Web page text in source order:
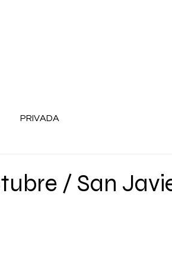
PRIVADA
/ San